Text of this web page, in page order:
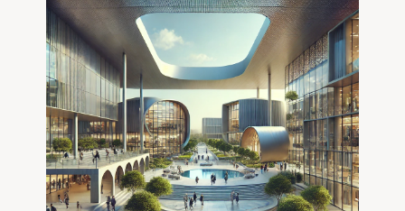
آوین دیلی
تک کده
پایگاه خبری آبان
خرید موتور ایمپلنت